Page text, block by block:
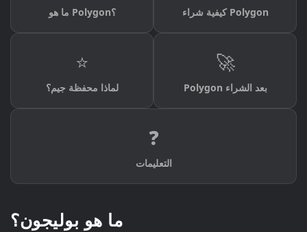
ما هو Polygon؟ كيفية شراء Polygon
⭐
لماذا محفظة جيم؟
🚀
Polygon بعد الشراء
❓
التعليمات
ما هو بوليجون؟